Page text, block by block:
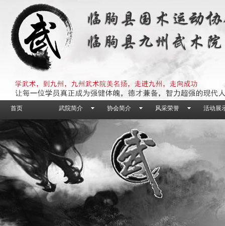
首页 武院简介 协会简介 风采荣誉 活动展